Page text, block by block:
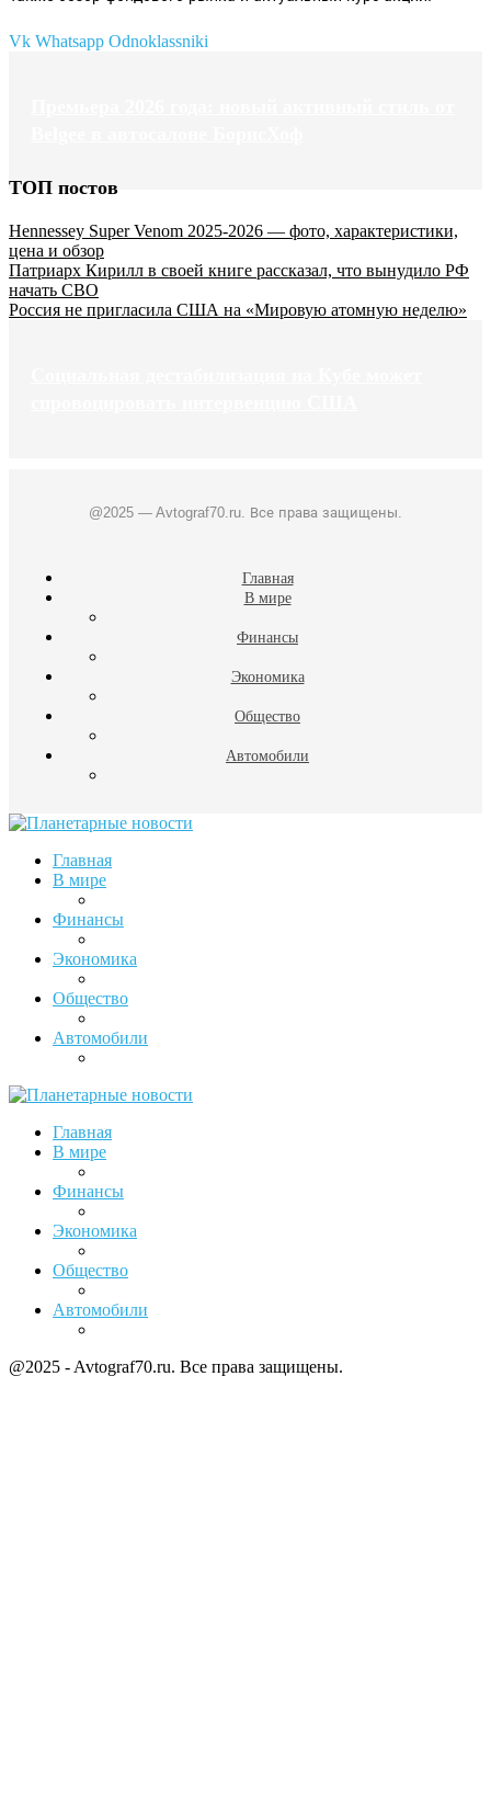
Vk Whatsapp Odnoklassniki
ТОП постов
Hennessey Super Venom 2025-2026 — фото, характеристики,
цена и обзор
Патриарх Кирилл в своей книге рассказал, что вынудило РФ
начать СВО
Россия не пригласила США на «Мировую атомную неделю»
@2025 — Avtograf70.ru. Все права защищены.
Главная
В мире
Финансы
Экономика
Общество
Автомобили
Главная
В мире
Финансы
Экономика
Общество
Автомобили
Главная
В мире
Финансы
Экономика
Общество
Автомобили
@2025 - Avtograf70.ru. Все права защищены.